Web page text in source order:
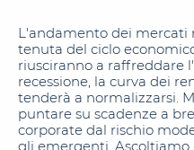
L'andamento dei mercati
tenuta del ciclo
riusciranno a raffreddare
recessione, la curva dei
tenderà a normalizzarsi.
puntare su scadenze a
corporate dal rischio
gli emergenti. Ascoltiamo